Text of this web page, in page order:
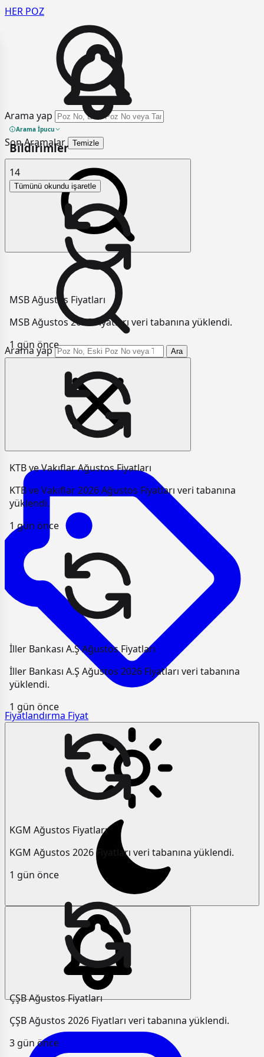
HER POZ
Arama yap
Arama İpucu
Son Aramalar Temizle
Arama yap Ara
Fiyatlandırma Fiyat
Bildirimler
14
Tümünü okundu işaretle
MSB Ağustos Fiyatları
MSB Ağustos 2026 Fiyatları veri tabanına yüklendi.
1 gün önce
KTB ve Vakıflar Ağustos Fiyatları
KTB ve Vakıflar 2026 Ağustos Fiyatları veri tabanına
yüklendi.
1 gün önce
İller Bankası A.Ş Ağustos Fiyatları
İller Bankası A.Ş Ağustos 2026 Fiyatları veri tabanına
yüklendi.
1 gün önce
KGM Ağustos Fiyatları
KGM Ağustos 2026 Fiyatları veri tabanına yüklendi.
1 gün önce
ÇŞB Ağustos Fiyatları
ÇŞB Ağustos 2026 Fiyatları veri tabanına yüklendi.
3 gün önce